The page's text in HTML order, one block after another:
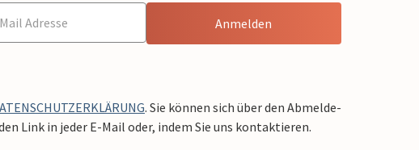
Anmelden
. Sie können sich über den Abmelde-
Link in jeder E-Mail oder, indem Sie uns kontaktieren.